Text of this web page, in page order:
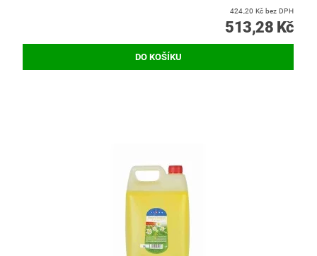
424,20 Kč bez DPH
513,28 Kč